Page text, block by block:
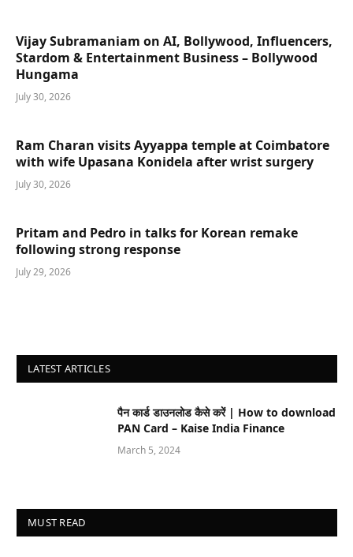
Vijay Subramaniam on AI, Bollywood, Influencers,
Stardom & Entertainment Business – Bollywood
Hungama
July 30, 2026
Ram Charan visits Ayyappa temple at Coimbatore
with wife Upasana Konidela after wrist surgery
July 30, 2026
Pritam and Pedro in talks for Korean remake
following strong response
July 29, 2026
LATEST ARTICLES
पैन कार्ड डाउनलोड कैसे करें | How to download
PAN Card – Kaise India Finance
March 5, 2024
MUST READ